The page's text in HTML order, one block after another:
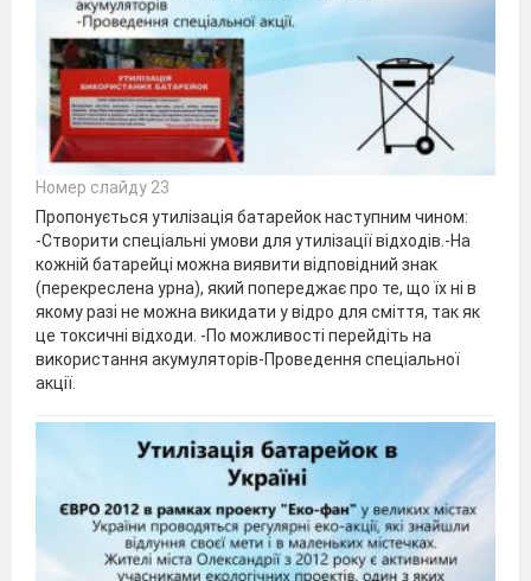
Номер слайду 23
Пропонується утилізація батарейок наступним чином:
-Створити спеціальні умови для утилізації відходів.-На
кожній батарейці можна виявити відповідний знак
(перекреслена урна), який попереджає про те, що їх ні в
якому разі не можна викидати у відро для сміття, так як
це токсичні відходи. -По можливості перейдіть на
використання акумуляторів-Проведення спеціальної
акції.